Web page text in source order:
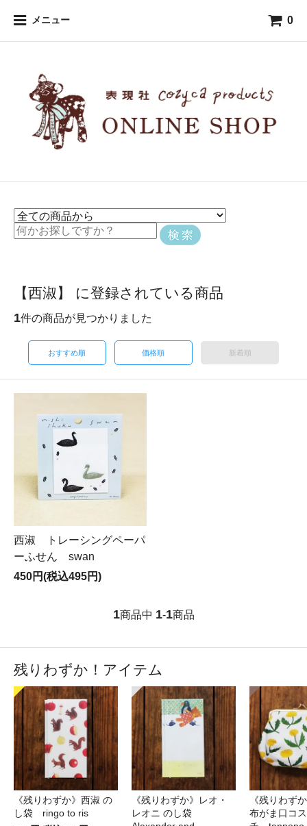
メニュー 0
【西淑】 に登録されている商品
1件の商品が見つかりました
おすすめ順 価格順 新着順
西淑 トレーシングペーパ
ーふせん swan
450円(税込495円)
1商品中 1-1商品
残りわずか！アイテム
《残りわずか》西淑 の
し袋 ringo to ris
《残りわずか》レオ・
レオニ のし袋
《残りわず
布がま口コ